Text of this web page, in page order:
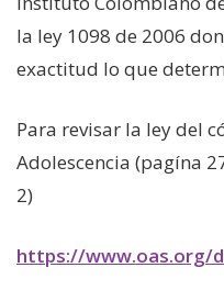
Raíces
Nuestros
Entérate
la ley 1098 de 2006
exactitud lo que
Para revisar la ley del
Adolescencia (pagína
2)
https://www.oas.org/